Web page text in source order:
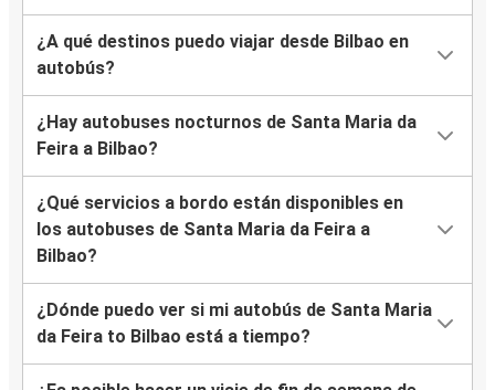
¿A qué destinos puedo viajar desde Bilbao en
autobús?
¿Hay autobuses nocturnos de Santa Maria da
Feira a Bilbao?
¿Qué servicios a bordo están disponibles en
los autobuses de Santa Maria da Feira a
Bilbao?
¿Dónde puedo ver si mi autobús de Santa Maria
da Feira to Bilbao está a tiempo?